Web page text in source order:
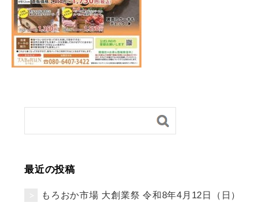
最近の投稿
もろおか市場 大創業祭 令和8年4月12日（日）